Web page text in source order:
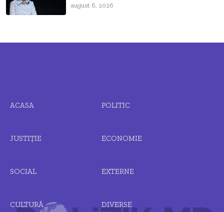
august 6, 2026
ACASA POLITIC
JUSTIȚIE ECONOMIE
SOCIAL EXTERNE
CULTURĂ DIVERSE